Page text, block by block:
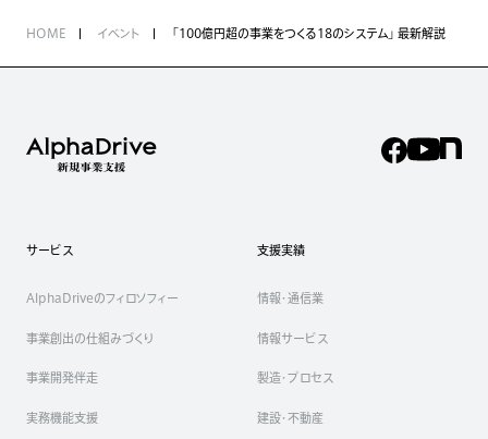
HOME イベント 「100億円超の事業をつくる18のシステム」 最新解説
サービス
AlphaDriveのフィロソフィー
事業創出の仕組みづくり
事業開発伴走
実務機能支援
支援実績
情報・通信業
情報サービス
製造・プロセス
建設・不動産